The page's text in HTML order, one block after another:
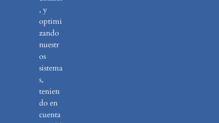
, y
optimi
zando
nuestr
os
sistema
s,
tenien
do en
cuenta